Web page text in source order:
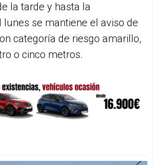
la tarde y hasta la
lunes se mantiene el aviso de
categoría de riesgo amarillo,
o cinco metros.